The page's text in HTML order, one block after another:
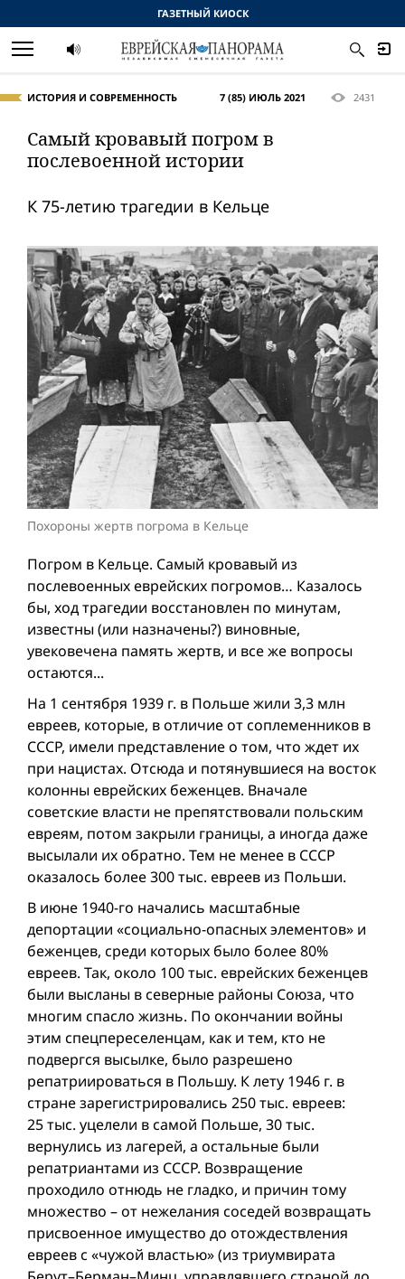
ИСТОРИЯ И СОВРЕМЕННОСТЬ 7 (85) ИЮЛЬ 2021 2431
Самый кровавый погром в
послевоенной истории
К 75-летию трагедии в Кельце
Похороны жертв погрома в Кельце
Погром в Кельце. Самый кровавый из
послевоенных еврейских погромов… Казалось
бы, ход трагедии восстановлен по минутам,
известны (или назначены?) виновные,
увековечена память жертв, и все же вопросы
остаются...
На 1 сентября 1939 г. в Польше жили 3,3 млн
евреев, которые, в отличие от соплеменников в
СССР, имели представление о том, что ждет их
при нацистах. Отсюда и потянувшиеся на восток
колонны еврейских беженцев. Вначале
советские власти не препятствовали польским
евреям, потом закрыли границы, а иногда даже
высылали их обратно. Тем не менее в СССР
оказалось более 300 тыс. евреев из Польши.
В июне 1940-го начались масштабные
депортации «социально-опасных элементов» и
беженцев, среди которых было более 80%
евреев. Так, около 100 тыс. еврейских беженцев
были высланы в северные районы Союза, что
многим спасло жизнь. По окончании войны
этим спецпереселенцам, как и тем, кто не
подвергся высылке, было разрешено
репатриироваться в Польшу. К лету 1946 г. в
стране зарегистрировались 250 тыс. евреев:
25 тыс. уцелели в самой Польше, 30 тыс.
вернулись из лагерей, а остальные были
репатриантами из СССР. Возвращение
проходило отнюдь не гладко, и причин тому
множество – от нежелания соседей возвращать
присвоенное имущество до отождествления
евреев с «чужой властью» (из триумвирата
ГАЗЕТНЫЙ КИОСК